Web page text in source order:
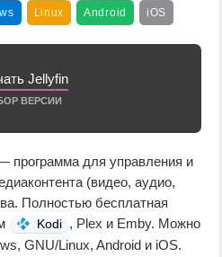
Linux Android iOS
Jellyfin
ВЕРСИИ
программа для управления и
(видео, аудио,
Полностью бесплатная
Kodi , Plex и Emby. Можно
GNU/Linux, Android и iOS.